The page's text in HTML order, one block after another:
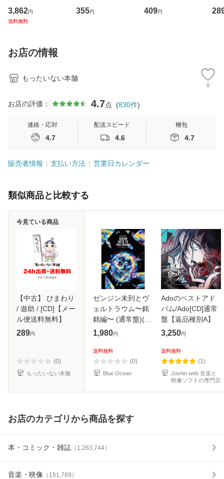
専門職の看護マネ
ジメントスキル 改
恵 藤本幸三 / 南江
堂 [単行
3,862円
送料無料
キューンレコード
[CD]【メール便送
355円
その正しい理解と
克服法 (SB新書 57
409円
のが
お店の情報
もったいない本舗
0
お店の評価： 4.7点 (830件)
連絡・応対
4.7
配送スピード
4.6
梱包
4.7
販売者情報 支払い方法 営業日カレンダー
類似商品と比較する
【中古】 ひまわり
/ 遊助 / [CD]【メー
ル便送料無料】
289円
(0)
もったいない本舗
今見ている商品
ゼンジン未到とヴ
ェルトラウム〜銘
銘編〜 (通常盤)(2
枚組) [DVD]
1,980円
送料無料
(0)
Blue Ocean
Adoのベストアド
バム/Ado[CD]通常
盤【返品種別A】
3,250円
送料無料
(1)
Joshin web 音楽と
映像ソフトの専門店
お店のカテゴリから商品を探す
本・コミック・雑誌 （ 1,263,744）
音楽・映像 （ 151,769 ）